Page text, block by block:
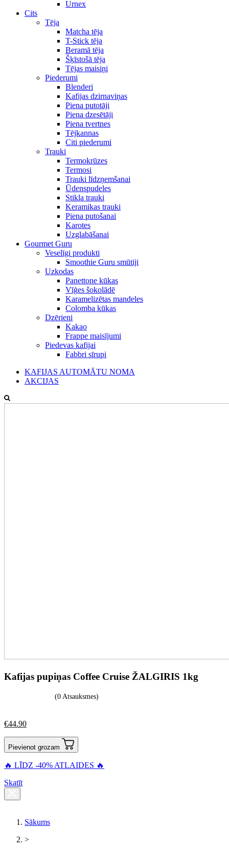
Urnex
Cits
Tēja
Matcha tēja
T-Stick tēja
Beramā tēja
Šķīstošā tēja
Tējas maisiņi
Piederumi
Blenderi
Kafijas dzirnaviņas
Piena putotāji
Piena dzesētāji
Piena tvertnes
Tējkannas
Citi piederumi
Trauki
Termokrūzes
Termosi
Trauki līdzņemšanai
Ūdenspudeles
Stikla trauki
Keramikas trauki
Piena putošanai
Karotes
Uzglabāšanai
Gourmet Guru
Veselīgi produkti
Smoothie Guru smūtiji
Uzkodas
Panettone kūkas
Vīģes šokolādē
Karamelizētas mandeles
Colomba kūkas
Dzērieni
Kakao
Frappe maisījumi
Piedevas kafijai
Fabbri sīrupi
KAFIJAS AUTOMĀTU NOMA
AKCIJAS
Kafijas pupiņas Coffee Cruise ŽALGIRIS 1kg
(0 Atsauksmes)
€44.90
Pievienot grozam
🔥 LĪDZ -40% ATLAIDES 🔥
Skatīt
Sākums
>